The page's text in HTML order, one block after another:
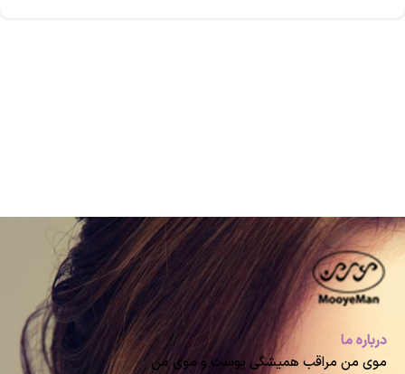
درباره ما
موی من مراقب همیشگی پوست و موی من